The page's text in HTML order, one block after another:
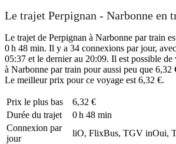
Le trajet Perpignan - Narbonne en
Le trajet de Perpignan à Narbonne par train
0 h 48 min. Il y a 34 connexions par jour,
05:37 et le dernier au 20:09. Il est possible de
à Narbonne par train pour aussi peu que 6,32
Le meilleur prix pour ce voyage est 6,32 €.
Prix ​​le plus bas
6,32 €
Durée du trajet
0 h 48 min
Connexion par
jour
liO, FlixBus, TGV inOui,